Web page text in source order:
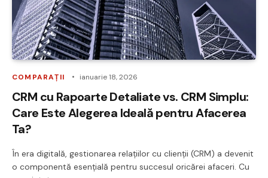
COMPARAȚII ianuarie 18, 2026
CRM cu Rapoarte Detaliate vs. CRM Simplu:
Care Este Alegerea Ideală pentru Afacerea
Ta?
În era digitală, gestionarea relațiilor cu clienții (CRM) a devenit
o componentă esențială pentru succesul oricărei afaceri. Cu